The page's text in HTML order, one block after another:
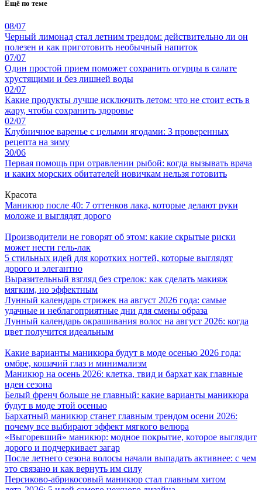
Ещё по теме
08/07
Черный лимонад стал летним трендом: действительно ли он
полезен и как приготовить необычный напиток
07/07
Один простой прием поможет сохранить огурцы в салате
хрустящими и без лишней воды
02/07
Какие продукты лучше исключить летом: что не стоит есть в
жару, чтобы сохранить здоровье
02/07
Клубничное варенье с целыми ягодами: 3 проверенных
рецепта на зиму
30/06
Первая помощь при отравлении рыбой: когда вызывать врача
и каких морских обитателей новичкам нельзя готовить
Красота
Маникюр после 40: 7 оттенков лака, которые делают руки
моложе и выглядят дорого
Производители не говорят об этом: какие скрытые риски
может нести гель-лак
5 стильных идей для коротких ногтей, которые выглядят
дорого и элегантно
Выразительный взгляд без стрелок: как сделать макияж
мягким, но эффектным
Лунный календарь стрижек на август 2026 года: самые
удачные и неблагоприятные дни для смены образа
Лунный календарь окрашивания волос на август 2026: когда
цвет получится идеальным
Какие варианты маникюра будут в моде осенью 2026 года:
омбре, кошачий глаз и минимализм
Маникюр на осень 2026: клетка, твид и бархат как главные
идеи сезона
Белый френч больше не главный: какие варианты маникюра
будут в моде этой осенью
Бархатный маникюр станет главным трендом осени 2026:
почему все выбирают эффект мягкого велюра
«Выгоревший» маникюр: модное покрытие, которое выглядит
дорого и подчеркивает загар
После летнего сезона волосы начали выпадать активнее: с чем
это связано и как вернуть им силу
Персиково-абрикосовый маникюр стал главным хитом